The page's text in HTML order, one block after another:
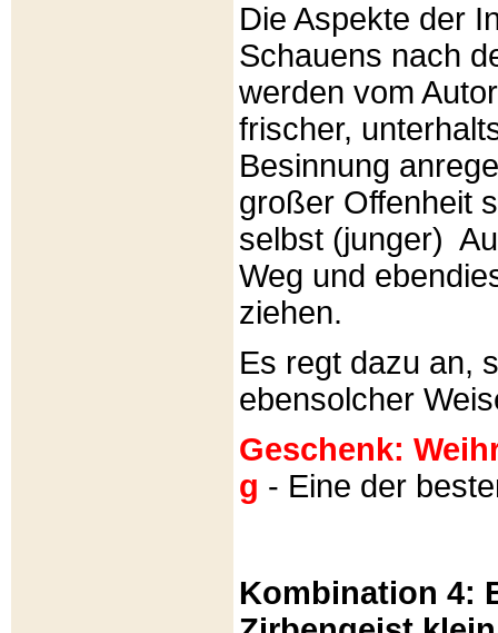
Die Aspekte der
Schauens nach
werden vom
frischer,
Besinnung
großer Offenheit
selbst (junger)
Weg und
ziehen.
Es regt dazu an,
ebensolcher
Geschenk:
g - Eine der
Kombination 4: